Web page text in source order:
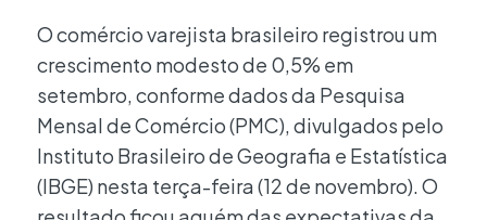
O comércio varejista brasileiro registrou um
crescimento modesto de 0,5% em
setembro, conforme dados da Pesquisa
Mensal de Comércio (PMC), divulgados pelo
Instituto Brasileiro de Geografia e Estatística
(IBGE) nesta terça-feira (12 de novembro). O